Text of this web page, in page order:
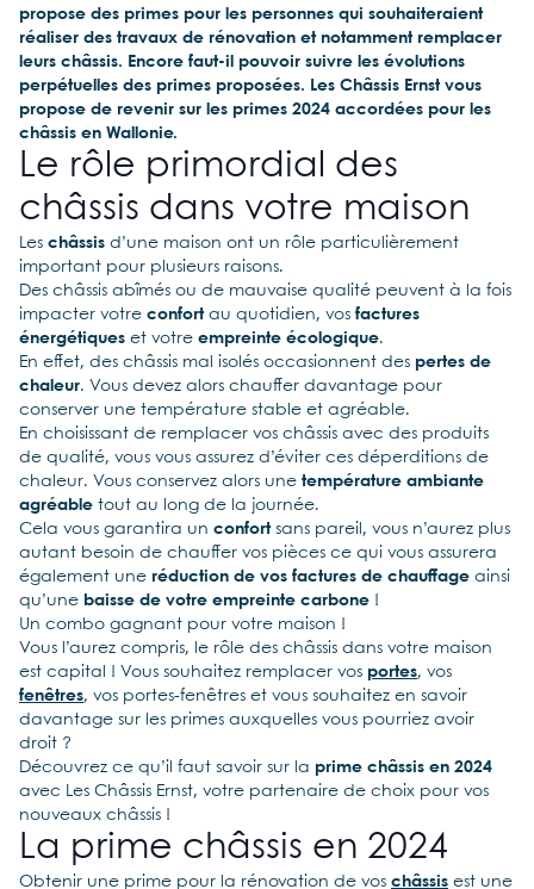
propose des primes pour les personnes qui souhaiteraient
réaliser des travaux de rénovation et notamment remplacer
leurs châssis. Encore faut-il pouvoir suivre les évolutions
perpétuelles des primes proposées. Les Châssis Ernst vous
propose de revenir sur les primes 2024 accordées pour les
châssis en Wallonie.
Le rôle primordial des
châssis dans votre maison
Les châssis d’une maison ont un rôle particulièrement
important pour plusieurs raisons.
Des châssis abîmés ou de mauvaise qualité peuvent à la fois
impacter votre confortau quotidien, vos factures
énergétiques et votre empreinte écologique.
En effet, des châssis mal isolés occasionnent des pertes de
chaleur. Vous devez alors chauffer davantage pour
conserver une température stable et agréable.
En choisissant de remplacer vos châssis avec des produits
de qualité, vous vous assurez d’éviter ces déperditions de
chaleur. Vous conservez alors une température ambiante
agréable tout au long de la journée.
Cela vous garantira un confortsans pareil, vous n’aurez plus
autant besoin de chauffer vos pièces ce qui vous assurera
également une réduction de vos factures de chauffage ainsi
qu’une baisse de votre empreinte carbone !
Un combo gagnant pour votre maison !
Vous l’aurez compris, le rôle des châssis dans votre maison
est capital ! Vous souhaitez remplacer vos portes, vos
fenêtres, vos portes-fenêtres et vous souhaitez en savoir
davantage sur les primes auxquelles vous pourriez avoir
droit ?
Découvrez ce qu’il faut savoir sur la prime châssis en 2024
avec Les Châssis Ernst, votre partenaire de choix pour vos
nouveaux châssis !
La prime châssis en 2024
Obtenir une prime pour la rénovation de vos châssis est une